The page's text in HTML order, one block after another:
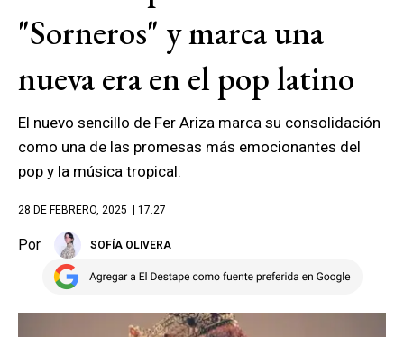
"Sorneros" y marca una
nueva era en el pop latino
El nuevo sencillo de Fer Ariza marca su consolidación
como una de las promesas más emocionantes del
pop y la música tropical.
28 DE FEBRERO, 2025 | 17.27
Por SOFÍA OLIVERA